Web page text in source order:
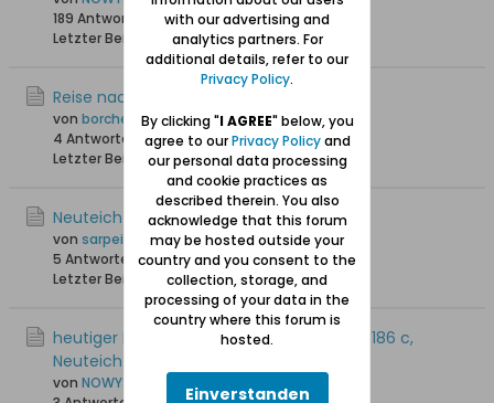
189 Antworten
152.502 Hits0 Likes
Letzter Beitrag
01.12.2020, 20:31
Reise nach Neuteich
von borchert
4 Antworten
16.914 Hits0 Likes
Letzter Beitrag23.08.2019, 11:39
Neuteich-Briefe
von sarpei
5 Antworten 17.544 Hits0 Likes
Letzter Beitrag
12.03.2019, 15:39
heutiger Name der Dirschauer Chaussee 186 c,
Neuteich?
von NOWYSTAW
with our advertising and
analytics partners. For
additional details, refer to our
Privacy Policy.
By clicking "I AGREE" below, you
agree to ourPrivacy Policyand
our personal data processing
and cookie practices as
described therein. You also
acknowledge that this forum
may be hosted outside your
country and you consent to the
collection, storage, and
processing of your data in the
country where this forum is
hosted.
Einverstanden